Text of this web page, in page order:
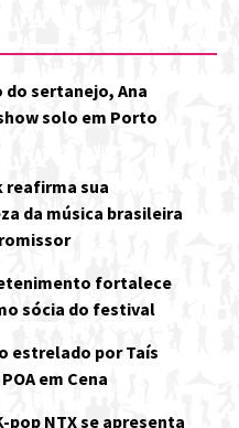
do sertanejo, Ana
solo em Porto
reafirma sua
da música brasileira
fortalece
sócia do festival
estrelado por Taís
em Cena
pop NTX se apresenta